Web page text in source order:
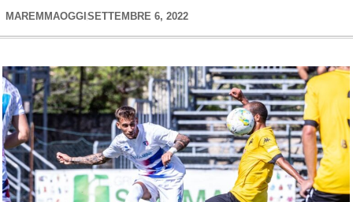
MAREMMAOGGI SETTEMBRE 6, 2022